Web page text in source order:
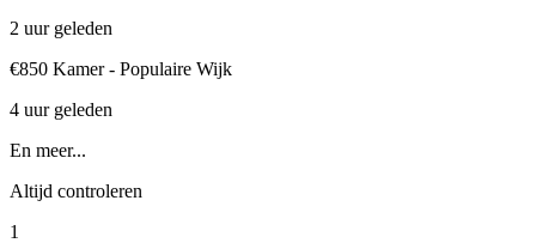
2 uur geleden
€850 Kamer - Populaire Wijk
4 uur geleden
En meer...
Altijd controleren
1